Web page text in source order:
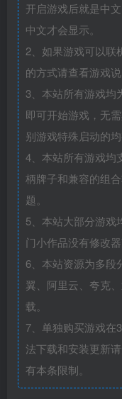
开启游戏后就是中
中文才会显示。
2、如果游戏可以联
的方式请查看游戏说
3、本站所有游戏均
即可开始游戏，无
别游戏特殊启动的
4、本站所有游戏均
柄牌子和兼容的组
题。
5、本站大部分游戏
门小作品没有修改器
6、本站资源为多段
翼、阿里云、夸克
载。
7、单独购买游戏在
法下载和安装更新
有本条限制。